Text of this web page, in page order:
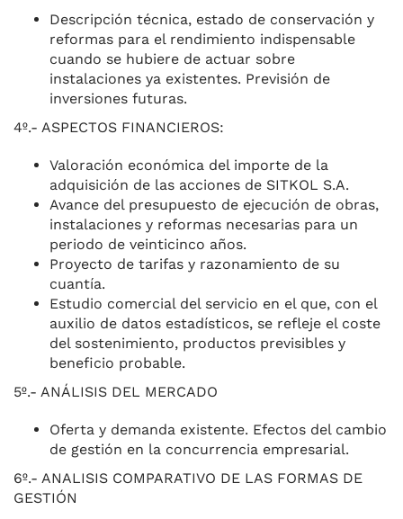
Descripción técnica, estado de conservación y
reformas para el rendimiento indispensable
cuando se hubiere de actuar sobre
instalaciones ya existentes. Previsión de
inversiones futuras.
4º.- ASPECTOS FINANCIEROS:
Valoración económica del importe de la
adquisición de las acciones de SITKOL S.A.
Avance del presupuesto de ejecución de obras,
instalaciones y reformas necesarias para un
periodo de veinticinco años.
Proyecto de tarifas y razonamiento de su
cuantía.
Estudio comercial del servicio en el que, con el
auxilio de datos estadísticos, se refleje el coste
del sostenimiento, productos previsibles y
beneficio probable.
5º.- ANÁLISIS DEL MERCADO
Oferta y demanda existente. Efectos del cambio
de gestión en la concurrencia empresarial.
6º.- ANALISIS COMPARATIVO DE LAS FORMAS DE
GESTIÓN